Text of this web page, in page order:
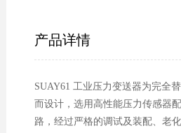
产品详情
SUAY61 工业压力变送器为完全
而设计，选用高性能压力传感器
路，经过严格的调试及装配、老